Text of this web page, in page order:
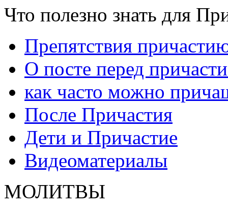
Что полезно знать для
Препятствия
О посте перед
как часто можно
После Причастия
Дети и Причастие
Видеоматериалы
МОЛИТВЫ